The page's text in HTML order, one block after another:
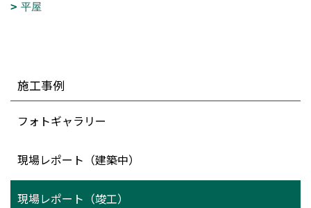
平屋
施工事例
フォトギャラリー
現場レポート（建築中）
現場レポート（竣工）